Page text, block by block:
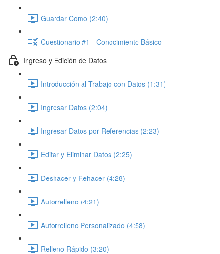
Guardar Como (2:40)
Cuestionario #1 - Conocimiento Básico
Ingreso y Edición de Datos
Introducción al Trabajo con Datos (1:31)
Ingresar Datos (2:04)
Ingresar Datos por Referencias (2:23)
Editar y Eliminar Datos (2:25)
Deshacer y Rehacer (4:28)
Autorrelleno (4:21)
Autorrelleno Personalizado (4:58)
Relleno Rápido (3:20)